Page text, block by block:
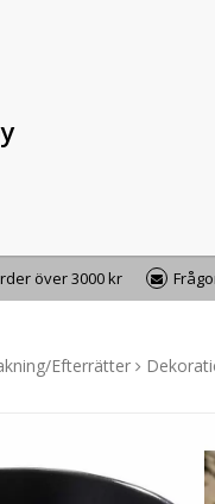
över 3000 kr
Efterrätter